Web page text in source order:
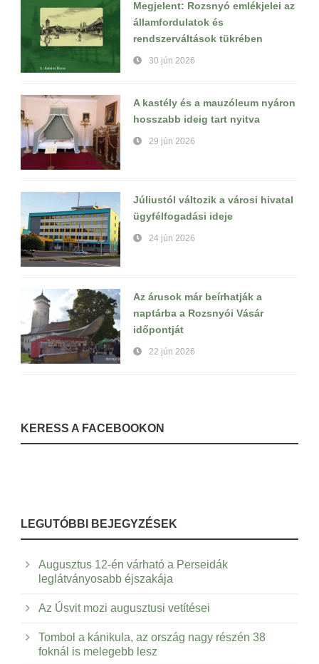
Megjelent: Rozsnyó emlékjelei az
államfordulatok és
rendszerváltások tükrében
30 jún 2026
A kastély és a mauzóleum nyáron
hosszabb ideig tart nyitva
29 jún 2026
Júliustól változik a városi hivatal
ügyfélfogadási ideje
24 jún 2026
Az árusok már beírhatják a
naptárba a Rozsnyói Vásár
időpontját
22 jún 2026
KERESS A FACEBOOKON
LEGUTÓBBI BEJEGYZÉSEK
Augusztus 12-én várható a Perseidák
leglátványosabb éjszakája
Az Úsvit mozi augusztusi vetítései
Tombol a kánikula, az ország nagy részén 38
foknál is melegebb lesz